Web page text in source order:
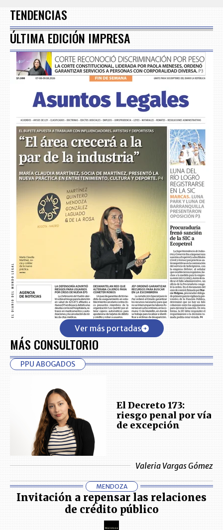
TENDENCIAS
ÚLTIMA EDICIÓN IMPRESA
Ver más portadas
MÁS CONSULTORIO
PPU ABOGADOS
El Decreto 173:
riesgo penal por vía
de excepción
Valeria Vargas Gómez
MENDOZA
Invitación a repensar las relaciones
de crédito público